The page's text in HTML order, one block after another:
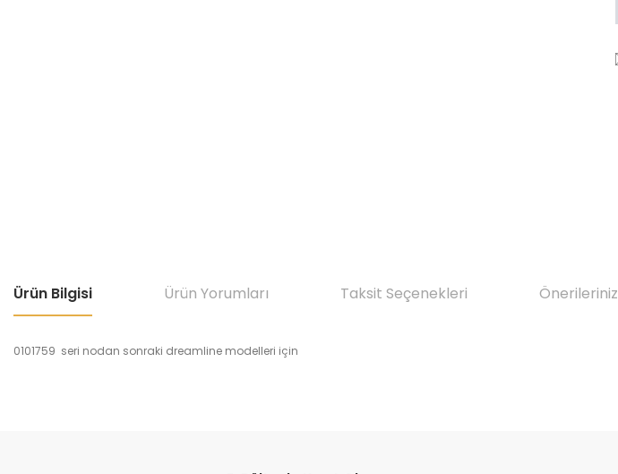
Ürün Bilgisi Ürün Yorumları Taksit Seçenekleri Önerileriniz
0101759 seri nodan sonraki dreamline modelleri için